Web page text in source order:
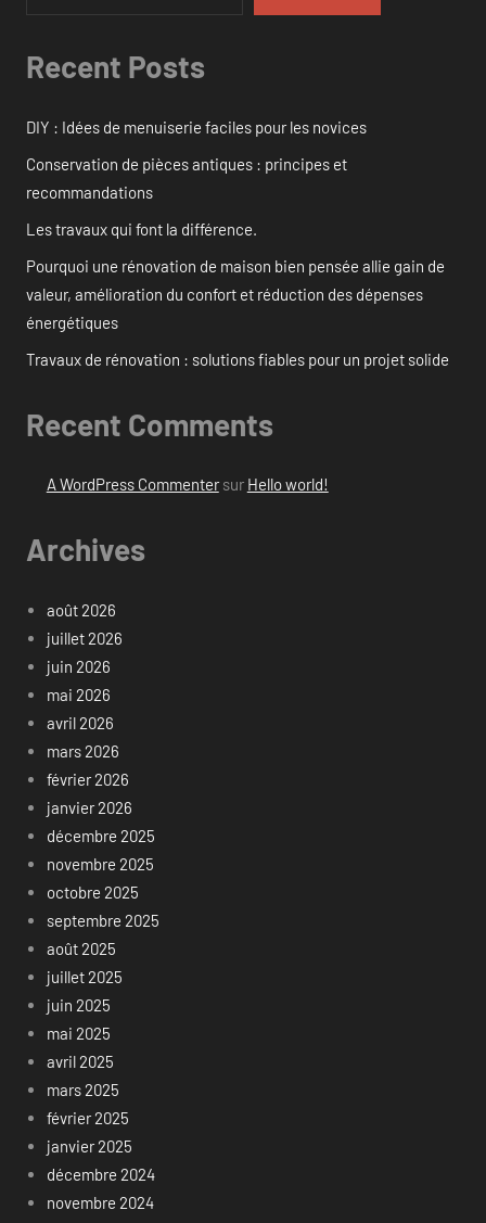
Recent Posts
DIY : Idées de menuiserie faciles pour les novices
Conservation de pièces antiques : principes et
recommandations
Les travaux qui font la différence.
Pourquoi une rénovation de maison bien pensée allie gain de
valeur, amélioration du confort et réduction des dépenses
énergétiques
Travaux de rénovation : solutions fiables pour un projet solide
Recent Comments
A WordPress Commentersur Hello world!
Archives
août 2026
juillet 2026
juin 2026
mai 2026
avril 2026
mars 2026
février 2026
janvier 2026
décembre 2025
novembre 2025
octobre 2025
septembre 2025
août 2025
juillet 2025
juin 2025
mai 2025
avril 2025
mars 2025
février 2025
janvier 2025
décembre 2024
novembre 2024